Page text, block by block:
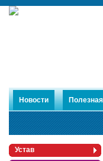
Новости
Устав